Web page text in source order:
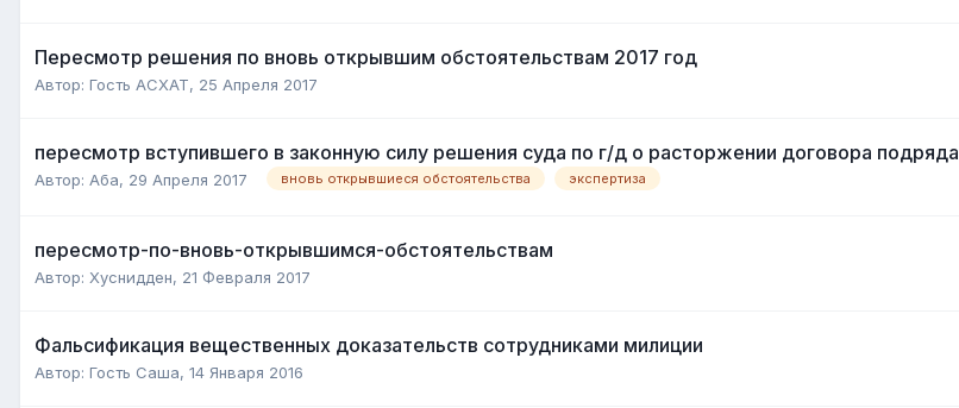
Пересмотр решения по вновь открывшим обстоятельствам 2017 год
Автор: Гость АСХАТ, 25 Апреля 2017
пересмотр вступившего в законную силу решения суда по г/д о расторжении договора подряда
Автор: Аба, 29 Апреля 2017 вновь открывшиеся обстоятельства экспертиза
пересмотр-по-вновь-открывшимся-обстоятельствам
Автор: Хуснидден, 21 Февраля 2017
Фальсификация вещественных доказательств сотрудниками милиции
Автор: Гость Саша, 14 Января 2016